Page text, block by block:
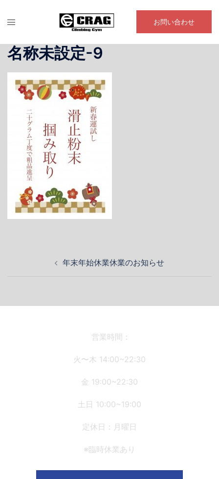
ン
お問い合わせ
名称未設定-9
ゲ
年末年始休業休業のお知らせ
営業時間：
火〜木 14:00~22:30
金 19:00~22:30
土日 10:00~19:00
定休日：月曜日
※臨時休業あり